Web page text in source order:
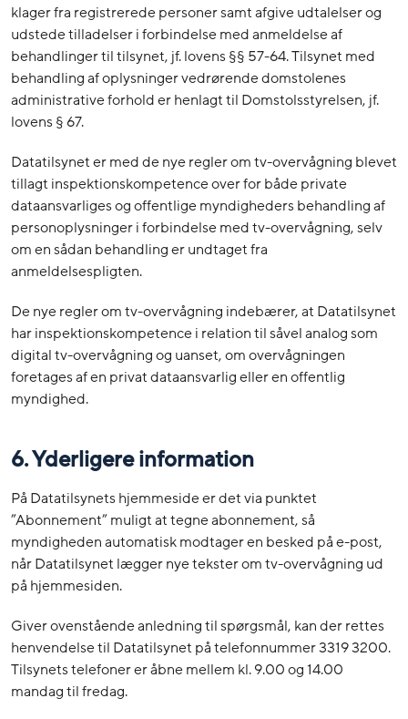
klager fra registrerede personer samt afgive udtalelser og
udstede tilladelser i forbindelse med anmeldelse af
behandlinger til tilsynet, jf. lovens §§ 57-64. Tilsynet med
behandling af oplysninger vedrørende domstolenes
administrative forhold er henlagt til Domstolsstyrelsen, jf.
lovens § 67.
Datatilsynet er med de nye regler om tv-overvågning blevet
tillagt inspektionskompetence over for både private
dataansvarliges og offentlige myndigheders behandling af
personoplysninger i forbindelse med tv-overvågning, selv
om en sådan behandling er undtaget fra
anmeldelsespligten.
De nye regler om tv-overvågning indebærer, at Datatilsynet
har inspektionskompetence i relation til såvel analog som
digital tv-overvågning og uanset, om overvågningen
foretages af en privat dataansvarlig eller en offentlig
myndighed.
6. Yderligere information
På Datatilsynets hjemmeside er det via punktet
”Abonnement” muligt at tegne abonnement, så
myndigheden automatisk modtager en besked på e-post,
når Datatilsynet lægger nye tekster om tv-overvågning ud
på hjemmesiden.
Giver ovenstående anledning til spørgsmål, kan der rettes
henvendelse til Datatilsynet på telefonnummer 3319 3200.
Tilsynets telefoner er åbne mellem kl. 9.00 og 14.00
mandag til fredag.